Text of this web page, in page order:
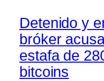
Detenido y
bróker
estafa de
bitcoins